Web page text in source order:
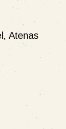
Atenas